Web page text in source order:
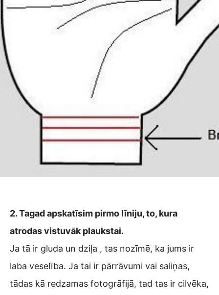
2. Tagad apskatīsim pirmo līniju, to, kura
atrodas vistuvāk plaukstai.
Ja tā ir gluda un dziļa , tas nozīmē, ka jums ir
laba veselība. Ja tai ir pārrāvumi vai saliņas,
tādas kā redzamas fotogrāfijā, tad tas ir cilvēka,